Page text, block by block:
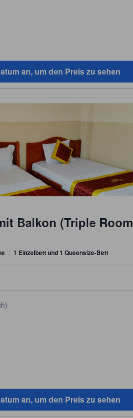
an, um den Preis zu sehen
Balkon (Triple Room
1 Einzelbett und 1 Queensize-Bett
an, um den Preis zu sehen